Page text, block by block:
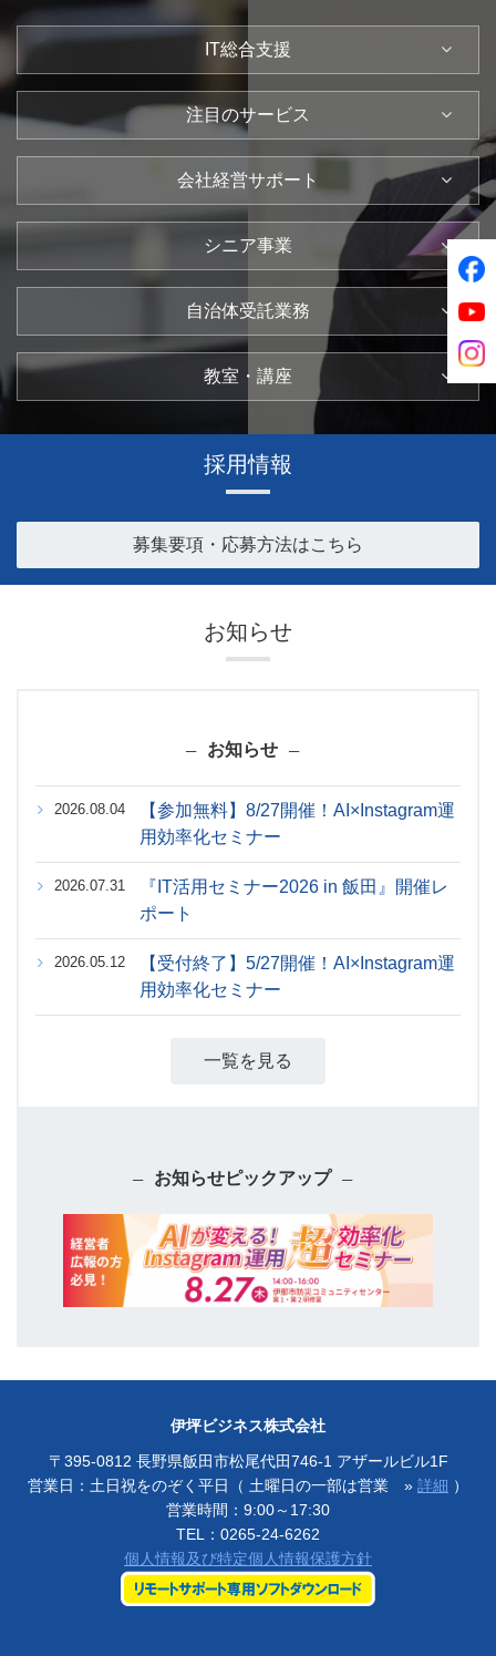
IT総合支援
注目のサービス
会社経営サポート
シニア事業
自治体受託業務
教室・講座
採用情報
募集要項・応募方法はこちら
お知らせ
お知らせ
2026.08.04
【参加無料】8/27開催！AI×Instagram運
用効率化セミナー
2026.07.31
『IT活用セミナー2026 in 飯田』開催レ
ポート
2026.05.12
【受付終了】5/27開催！AI×Instagram運
用効率化セミナー
一覧を見る
お知らせピックアップ
伊坪ビジネス株式会社
〒395-0812 長野県飯田市松尾代田746-1 アザールビル1F
営業日：土日祝をのぞく平日（ 土曜日の一部は営業 » 詳細 ）
営業時間：9:00～17:30
TEL： 0265-24-6262
個人情報及び特定個人情報保護方針